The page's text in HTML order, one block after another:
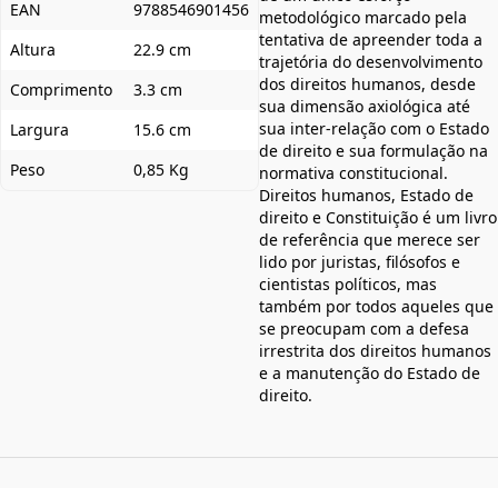
EAN
9788546901456
Altura
22.9 cm
Comprimento
3.3 cm
Largura
15.6 cm
Peso
0,85 Kg
metodológico marcado pela
tentativa de apreender toda a
trajetória do desenvolvimento
dos direitos humanos, desde
sua dimensão axiológica até
sua inter-relação com o Estado
de direito e sua formulação na
normativa constitucional.
Direitos humanos, Estado de
direito e Constituição é um livro
de referência que merece ser
lido por juristas, filósofos e
cientistas políticos, mas
também por todos aqueles que
se preocupam com a defesa
irrestrita dos direitos humanos
e a manutenção do Estado de
direito.